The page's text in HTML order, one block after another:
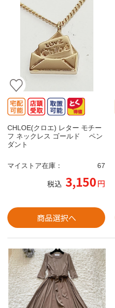
CHLOE(クロエ) レター モチー
フ ネックレス ゴールド ペン
ダント
マイストア在庫： 67
税込 3,150円
商品選択へ